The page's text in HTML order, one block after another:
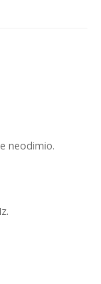
neodimio.